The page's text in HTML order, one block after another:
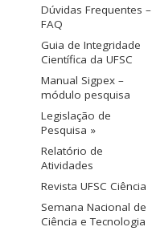
Dúvidas Frequentes –
FAQ
Guia de Integridade
Científica da UFSC
Manual Sigpex –
módulo pesquisa
Legislação de
Pesquisa »
Relatório de
Atividades
Revista UFSC Ciência
Semana Nacional de
Ciência e Tecnologia